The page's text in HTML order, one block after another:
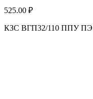
525.00 ₽
КЗС ВГП32/110 ППУ ПЭ